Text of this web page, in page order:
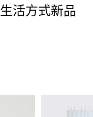
生活方式新品